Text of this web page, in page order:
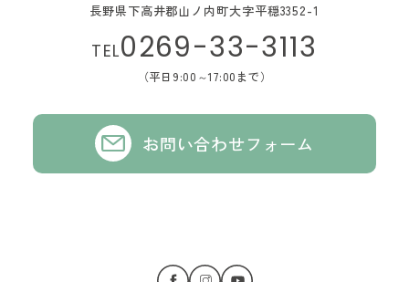
長野県下高井郡山ノ内町大字平穏3352-1
TEL0269-33-3113
（平日9:00～17:00まで）
お問い合わせフォーム